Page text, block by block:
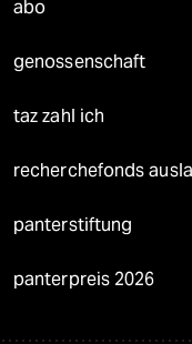
abo
genossenschaft
taz zahl ich
recherchefonds
panterstiftung
panterpreis 2026